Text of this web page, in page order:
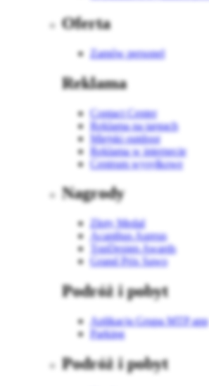
Oferta
Zamów personel
Reklama
Contact Center
Reklama na targach
Miejski outdoor
Reklama w internecie
Centrum wysyłkowe
Nagrody
Złoty Medal
Acanthus Aureus
TopDesign Awards
Grand Prix Sawo
Podróż i pobyt
Aplikacja Grupa MTP app
Parking
Podróż i pobyt